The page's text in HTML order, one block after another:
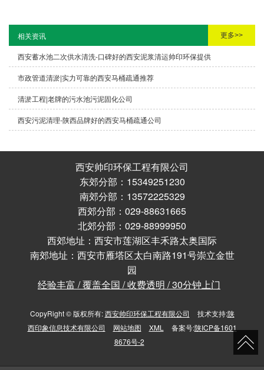
相关资讯 更多>>
西安蓄水池二次供水清洗-口碑好的西安泥浆清运帅印环保提供
市政管道清淤|实力可靠的西安马桶疏通推荐
清淤工程|老牌的污水池污泥固化公司
西安污泥清理-陕西品牌好的西安马桶疏通公司
西安帅印环保工程有限公司
东郊分部：15349251230
南郊分部：13572225329
西郊分部：029-88631665
北郊分部：029-88999950
西郊地址：西安市莲湖区丰禾路太奥国际
南郊地址：西安市雁塔区太白南路191号崇立金世
园
经验丰富 / 覆盖全国 / 收费透明 / 30分钟上门
CopyRight © 版权所有:西安帅印环保工程有限公司 技术支持:陕
西印象信息技术有限公司
网站地图 XML 备案号:陕ICP备1601
8676号-2